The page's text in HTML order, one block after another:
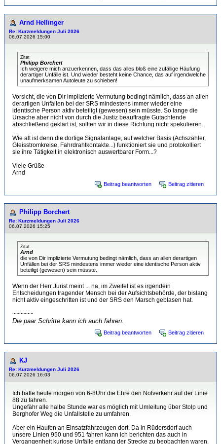
Arnd Hellinger
Re: Kurzmeldungen Juli 2026
06.07.2026 15:00
Zitat
Philipp Borchert
Ich weigere mich anzuerkennen, dass das alles bloß eine zufällige Häufung
derartiger Unfälle ist. Und wieder besteht keine Chance, das auf irgendwelche
unaufmerksamen Autoleute zu schieben!
Vorsicht, die von Dir implizierte Vermutung bedingt nämlich, dass an allen
derartigen Unfällen bei der SRS mindestens immer wieder eine
identische Person aktiv beteiligt (gewesen) sein müsste. So lange die
Ursache aber nicht von durch die Justiz beauftragte Gutachtende
abschließend geklärt ist, sollten wir in diese Richtung nicht spekulieren.
Wie alt ist denn die dortige Signalanlage, auf welcher Basis (Achszähler,
Gleisstromkreise, Fahrdrahtkontakte...) funktioniert sie und protokolliert
sie ihre Tätigkeit in elektronisch auswertbarer Form...?
Viele Grüße
Arnd
Beitrag beantworten Beitrag zitieren
Philipp Borchert
Re: Kurzmeldungen Juli 2026
06.07.2026 15:25
Zitat
Arnd
die von Dir implizierte Vermutung bedingt nämlich, dass an allen derartigen
Unfällen bei der SRS mindestens immer wieder eine identische Person aktiv
beteiligt (gewesen) sein müsste.
Wenn der Herr Jurist meint ... na, im Zweifel ist es irgendein
Entscheidungen tragender Mensch bei der Aufsichtsbehörde, der bislang
nicht aktiv eingeschritten ist und der SRS den Marsch geblasen hat.
~~~~~~
Die paar Schritte kann ich auch fahren.
Beitrag beantworten Beitrag zitieren
KJ
Re: Kurzmeldungen Juli 2026
06.07.2026 16:03
Ich hatte heute morgen von 6-8Uhr die Ehre den Notverkehr auf der Linie
88 zu fahren.
Ungefähr alle halbe Stunde war es möglich mit Umleitung über Stolp und
Berghofer Weg die Unfallstelle zu umfahren.
Aber ein Haufen an Einsatzfahrzeugen dort. Da in Rüdersdorf auch
unsere Linien 950 und 951 fahren kann ich berichten das auch in
Vergangenheit kuriose Unfälle entlang der Strecke zu beobachten waren.